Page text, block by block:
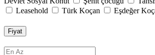
Leasehold
Türk Koçan Eşdeğer
Fiyat